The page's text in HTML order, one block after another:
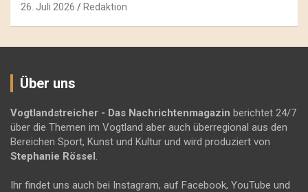
26. Juli 2026 Redaktion
Über uns
Vogtlandstreicher - Das Nachrichtenmagazin berichtet 24/7
über die Themen im Vogtland aber auch überregional aus den
Bereichen Sport, Kunst und Kultur und wird produziert von
Stephanie Rössel.
Ihr findet uns auch bei Instagram, auf Facebook, YouTube und